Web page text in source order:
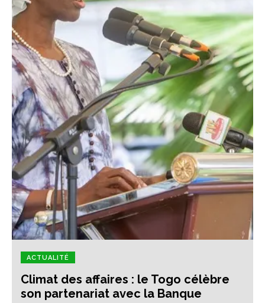
ACTUALITÉ
Climat des affaires : le Togo célèbre
son partenariat avec la Banque